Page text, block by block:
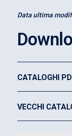
Data ultima
CATALOGHI
VECCHI